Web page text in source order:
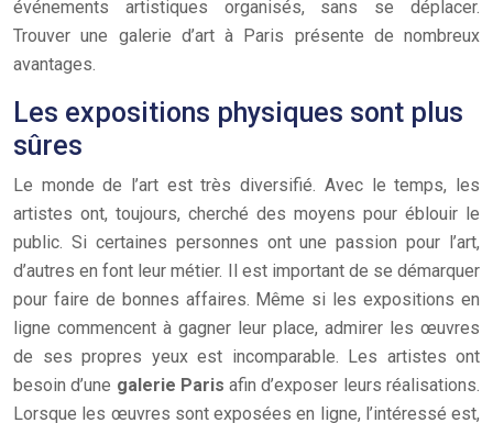
événements artistiques organisés, sans se déplacer.
Trouver une galerie d’art à Paris présente de nombreux
avantages.
Les expositions physiques sont plus
sûres
Le monde de l’art est très diversifié. Avec le temps, les
artistes ont, toujours, cherché des moyens pour éblouir le
public. Si certaines personnes ont une passion pour l’art,
d’autres en font leur métier. Il est important de se démarquer
pour faire de bonnes affaires. Même si les expositions en
ligne commencent à gagner leur place, admirer les œuvres
de ses propres yeux est incomparable. Les artistes ont
besoin d’une galerie Paris afin d’exposer leurs réalisations.
Lorsque les œuvres sont exposées en ligne, l’intéressé est,